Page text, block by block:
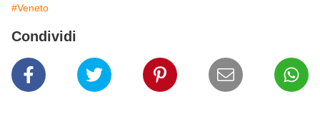
#Veneto
Condividi